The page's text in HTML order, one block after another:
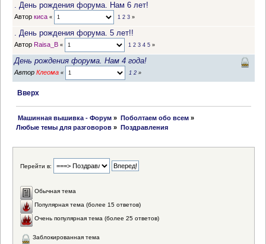
. День рождения форума. Нам 6 лет!
Автор киса « 1 2 3»
. День рождения форума. 5 лет!!
Автор Raisa_B « 1 2 3 4 5»
День рождения форума. Нам 4 года!
Автор Клеома « 1 2»
Вверх
Машинная вышивка - Форум » Поболтаем обо всем»
Любые темы для разговоров » Поздравления
Перейти в:
Обычная тема
Популярная тема (более 15 ответов)
Очень популярная тема (более 25 ответов)
Заблокированная тема